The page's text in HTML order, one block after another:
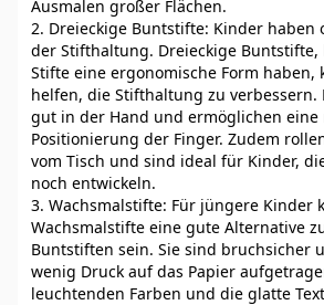
Ausmalen großer Flächen.
2. Dreieckige Buntstifte: Kinder haben
der Stifthaltung. Dreieckige Buntstifte,
Stifte eine ergonomische Form haben,
helfen, die Stifthaltung zu verbessern.
gut in der Hand und ermöglichen
Positionierung der Finger. Zudem
vom Tisch und sind ideal für Kinder,
noch entwickeln.
3. Wachsmalstifte: Für jüngere Kinder
Wachsmalstifte eine gute Alternative
Buntstiften sein. Sie sind bruchsicher
wenig Druck auf das Papier
leuchtenden Farben und die glatte